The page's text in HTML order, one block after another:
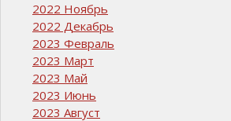
2022 Ноябрь
2022 Декабрь
2023 Февраль
2023 Март
2023 Май
2023 Июнь
2023 Август